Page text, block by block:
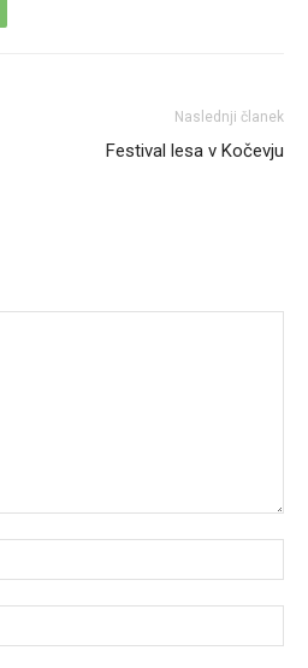
Naslednji članek
Festival lesa v Kočevju